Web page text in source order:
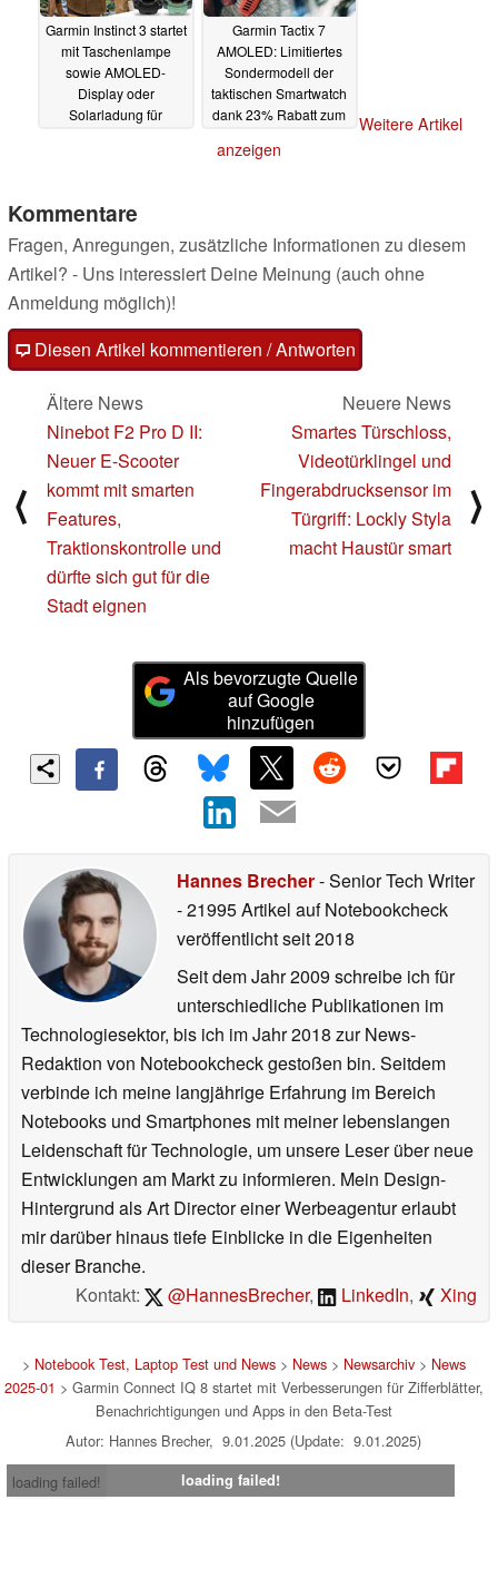
Garmin Instinct 3 startet
mit Taschenlampe
sowie AMOLED-
Display oder
Solarladung für
Garmin Tactix 7
AMOLED: Limitiertes
Sondermodell der
taktischen Smartwatch
dank 23% Rabatt zum
Weitere Artikel
anzeigen
Kommentare
Fragen, Anregungen, zusätzliche Informationen zu diesem
Artikel? - Uns interessiert Deine Meinung (auch ohne
Anmeldung möglich)!
Diesen Artikel kommentieren / Antworten
⟨
Ältere News
Ninebot F2 Pro D II:
Neuer E-Scooter
kommt mit smarten
Features,
Traktionskontrolle und
dürfte sich gut für die
Stadt eignen
Neuere News
Smartes Türschloss,
Videotürklingel und
Fingerabdrucksensor im
Türgriff: Lockly Styla
macht Haustür smart
⟩
Als bevorzugte Quelle
auf Google
hinzufügen
Hannes Brecher- Senior Tech Writer
- 21995 Artikel auf Notebookcheck
veröffentlichtseit 2018
Seit dem Jahr 2009 schreibe ich für
unterschiedliche Publikationen im
Technologiesektor, bis ich im Jahr 2018 zur News-
Redaktion von Notebookcheck gestoßen bin. Seitdem
verbinde ich meine langjährige Erfahrung im Bereich
Notebooks und Smartphones mit meiner lebenslangen
Leidenschaft für Technologie, um unsere Leser über neue
Entwicklungen am Markt zu informieren. Mein Design-
Hintergrund als Art Director einer Werbeagentur erlaubt
mir darüber hinaus tiefe Einblicke in die Eigenheiten
dieser Branche.
Kontakt:
@HannesBrecher, LinkedIn, Xing
> Notebook Test, Laptop Test und News> News> Newsarchiv> News
2025-01 > Garmin Connect IQ 8 startet mit Verbesserungen für Zifferblätter,
Benachrichtigungen und Apps in den Beta-Test
Autor: Hannes Brecher, 9.01.2025 (Update: 9.01.2025)
loading failed!
loading failed!